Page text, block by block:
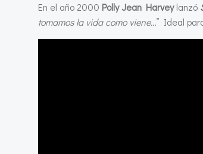
En el año 2000 Polly Jean Harveylanzó
tomamos la vida como viene…” Ideal